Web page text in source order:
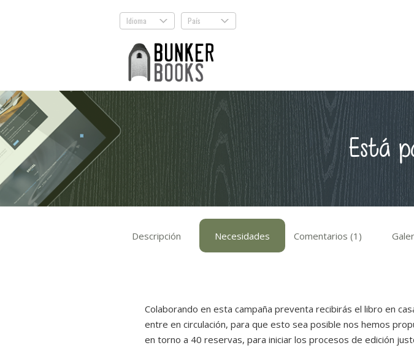
Idioma . País .
Está
Descripción Necesidades Comentarios (1)
Colaborando en esta campaña preventa recibirás el libro en
entre en circulación, para que esto sea posible nos hemos
en torno a 40 reservas, para iniciar los procesos de edición